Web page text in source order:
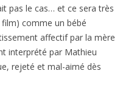
pas le cas… et ce sera très
comme un bébé
affectif par la mère
interprété par Mathieu
rejeté et mal-aimé dès